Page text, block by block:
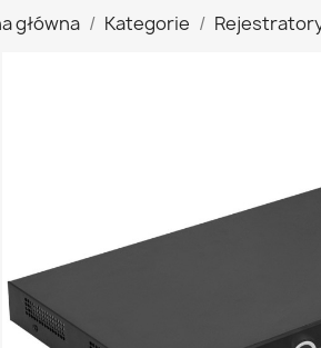
główna Kategorie